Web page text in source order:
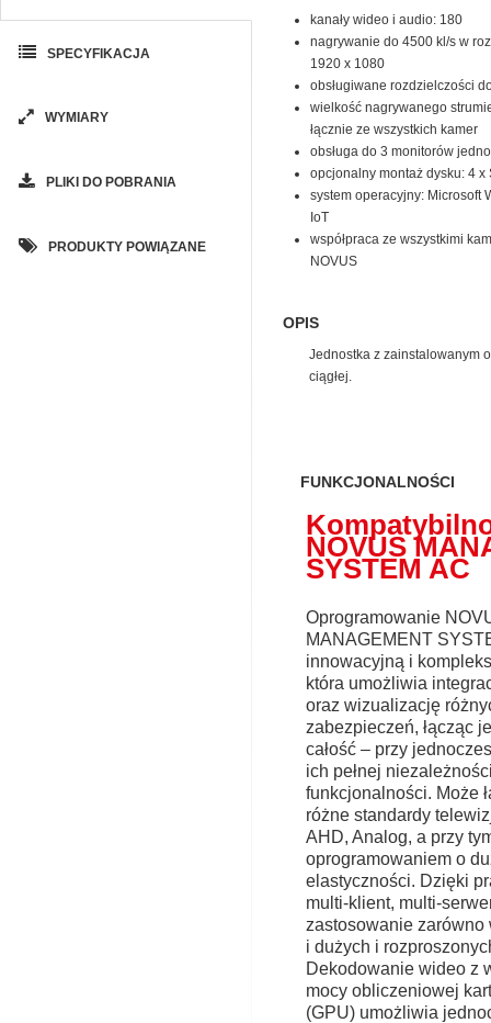
SPECYFIKACJA
WYMIARY
PLIKI DO POBRANIA
PRODUKTY POWIĄZANE
kanały wideo i audio: 180
nagrywanie do 4500 kl/s w
1920 x 1080
obsługiwane rozdzielczości
wielkość nagrywanego
łącznie ze wszystkich kamer
obsługa do 3 monitorów
opcjonalny montaż dysku: 4 x
system operacyjny: Microsoft
IoT
współpraca ze wszystkimi
NOVUS
OPIS
Jednostka z zainstalowanym
ciągłej.
FUNKCJONALNOŚCI
NOVUS
SYSTEM AC
Oprogramowanie
MANAGEMENT
innowacyjną i
która umożliwia
oraz wizualizację
zabezpieczeń, łącząc
całość – przy
ich pełnej
funkcjonalności. Może
różne standardy
AHD, Analog, a przy
oprogramowaniem o
elastyczności. Dzięki
multi-klient, multi-
zastosowanie zarówno
i dużych i
Dekodowanie wideo z
mocy obliczeniowej
(GPU) umożliwia